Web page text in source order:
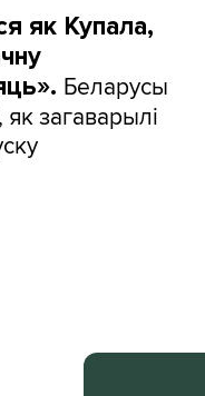
як Купала,
Беларусы
як загаварылі